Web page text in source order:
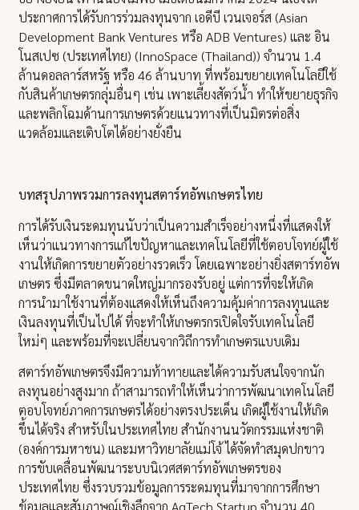
ประกาศการได้รับการร่วมลงทุนจาก เอดีบี เวนเจอร์ส (Asian
Development Bank Ventures หรือ ADB Ventures) และ อิน
โนสเปซ (ประเทศไทย) (InnoSpace (Thailand)) จำนวน 1.4
ล้านดอลลาร์สหรัฐ หรือ 46 ล้านบาท ที่พร้อมขยายเทคโนโลยีใช้
กับสินค้าเกษตรกลุ่มอื่นๆ เช่น เพาะเลี้ยงสัตว์น้ำ ทำให้ขยายธุรกิจ
และพลิกโฉมด้านการเกษตรด้วยแนวทางที่เป็นมิตรต่อสิ่ง
แวดล้อมและเติบโตได้อย่างยั่งยืน
บทสรุปภาพรวมการลงทุนสตาร์ทอัพเกษตรไทย
การได้รับเงินระดมทุนนับว่าเป็นความสำเร็จอย่างหนึ่งที่แสดงให้
เห็นว่าแนวทางการแก้ไขปัญหาและเทคโนโลยีที่ใช้ตอบโจทย์ผู้ใช้
งานให้เกิดการขยายตัวอย่างรวดเร็ว โดยเฉพาะอย่างยิ่งสตาร์ทอัพ
เกษตร ซึ่งมีตลาดขนาดใหญ่มากรองรับอยู่ แต่การที่จะให้เกิด
การนำมาใช้งานที่ต้องแสดงให้เห็นถึงความคุ้มค่าการลงทุนและ
เงินลงทุนที่เป็นไปได้ ที่จะทำให้เกษตรกรเปิดใจรับเทคโนโลยี
ใหม่ๆ และพร้อมที่จะเปลี่ยนจากวิถีการทำเกษตรแบบเดิม
สตาร์ทอัพเกษตรจึงมีความท้าทายและได้ความรับสนใจจากนัก
ลงทุนอย่างสูงมาก ถ้าสามารถทำให้เห็นว่าการพัฒนาเทคโนโลยี
ตอบโจทย์ภาคการเกษตรได้อย่างตรงประเด็น เกิดผู้ใช้งานให้เกิด
ขึ้นได้จริง สำหรับในประเทศไทย สำนักงานนวัตกรรมแห่งชาติ
(องค์การมหาชน) และมหาวิทยาลัยแม่โจ้ ได้จัดทำสมุดปกขาว
การขับเคลื่อนพัฒนาระบบนิเวศสตาร์ทอัพเกษตรของ
ประเทศไทย ซึ่งรวบรวมข้อมูลการระดมทุนที่มาจากการศึกษา
ข้อมูลและสัมภาษณ์เชิงลึกจาก AgTech Startup จำนวน 40